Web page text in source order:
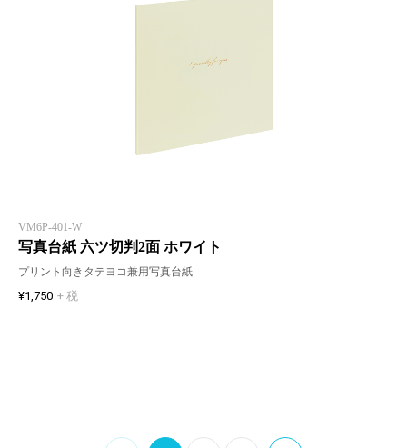
VM6P-401-W
写真台紙 六ツ切判2面 ホワイト
プリント向きタテヨコ兼用写真台紙
¥1,750 + 税